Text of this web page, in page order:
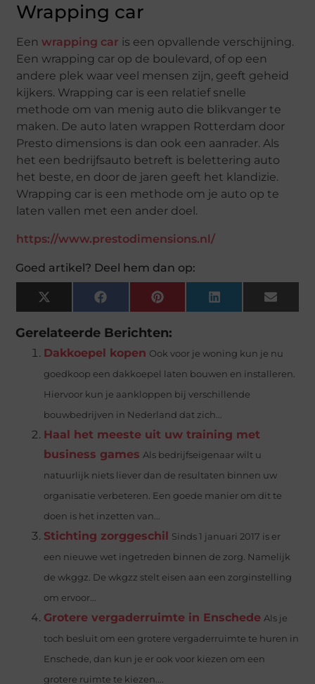
Wrapping car
Eenwrapping car is een opvallende verschijning.
Een wrapping car op de boulevard, of op een
andere plek waar veel mensen zijn, geeft geheid
kijkers. Wrapping car is een relatief snelle
methode om van menig auto die blikvanger te
maken. De auto laten wrappen Rotterdam door
Presto dimensions is dan ook een aanrader. Als
het een bedrijfsauto betreft is belettering auto
het beste, en door de jaren geeft het klandizie.
Wrapping car is een methode om je auto op te
laten vallen met een ander doel.
https://www.prestodimensions.nl/
Goed artikel? Deel hem dan op:
X
(Twitter)
Facebook Pinterest LinkedIn Email
Gerelateerde Berichten:
Dakkoepel kopen Ook voor je woning kun je nu
goedkoop een dakkoepel laten bouwen en installeren.
Hiervoor kun je aankloppen bij verschillende
bouwbedrijven in Nederland dat zich...
Haal het meeste uit uw training met
business games Als bedrijfseigenaar wilt u
natuurlijk niets liever dan de resultaten binnen uw
organisatie verbeteren. Een goede manier om dit te
doen is het inzetten van...
Stichting zorggeschil Sinds 1 januari 2017 is er
een nieuwe wet ingetreden binnen de zorg. Namelijk
de wkggz. De wkgzz stelt eisen aan een zorginstelling
om ervoor...
Grotere vergaderruimte in Enschede Als je
toch besluit om een grotere vergaderruimte te huren in
Enschede, dan kun je er ook voor kiezen om een
grotere ruimte te kiezen....